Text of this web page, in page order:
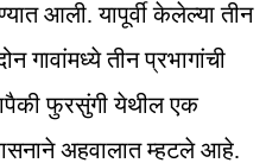
आली. यापूर्वी केलेल्या तीन
गावांमध्ये तीन प्रभागांची
फुरसुंगी येथील एक
अहवालात म्हटले आहे.